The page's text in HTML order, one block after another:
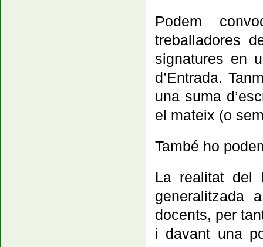
Podem
treballadores
signatures en
d’Entrada.
una suma
el mateix (o
També ho
La realitat del
generalitzada
docents, per
i davant una